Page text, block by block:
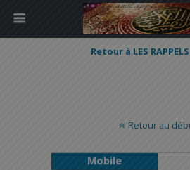
Retour à LES
Retour au
Mobile